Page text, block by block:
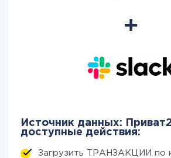
Источник данных:
доступные действия:
Загрузить ТРАНЗАКЦИИ по